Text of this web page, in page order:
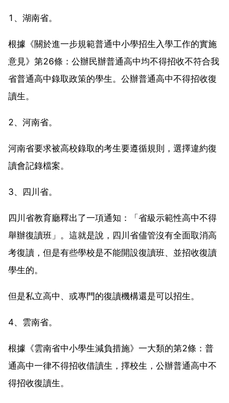
1、湖南省。
根據《關於進一步規範普通中小學招生入學工作的實施
意見》第26條：公辦民辦普通高中均不得招收不符合我
省普通高中錄取政策的學生。公辦普通高中不得招收復
讀生。
2、河南省。
河南省要求被高校錄取的考生要遵循規則，選擇違約復
讀會記錄檔案。
3、四川省。
四川省教育廳釋出了一項通知：「省級示範性高中不得
舉辦復讀班」。這就是說，四川省儘管沒有全面取消高
考復讀，但是有些學校是不能開設復讀班、並招收復讀
學生的。
但是私立高中、或專門的復讀機構還是可以招生。
4、雲南省。
根據《雲南省中小學生減負措施》一大類的第2條：普
通高中一律不得招收借讀生，擇校生，公辦普通高中不
得招收復讀生。